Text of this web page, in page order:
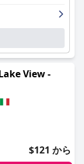
は、グルテンフ
な食事の好みに
がサービスを提
トは、頻繁
を強調していま
賛されており、
されています。
態度は、到着か
を含む経営陣
ろぎを感じさせ
View -
$121 から